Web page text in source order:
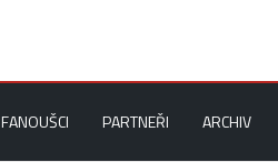
FANOUŠCI PARTNEŘI ARCHIV